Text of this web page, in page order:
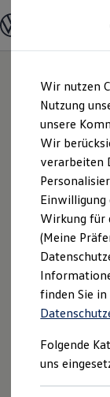
Hauptinhalt
springen
Footer
springen
Modelle &
Modelle
Auf-
Groß-
ONE
Hier
und
Wir nutzen
Nutzung
unsere
Wir
verarbeiten
Einwilligung
Wirkung für
(Meine
finden Sie
Folgende
uns